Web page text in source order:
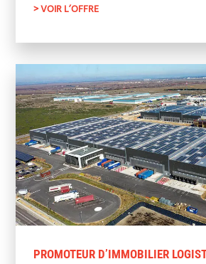
> VOIR L’OFFRE
PROMOTEUR D’IMMOBILIER